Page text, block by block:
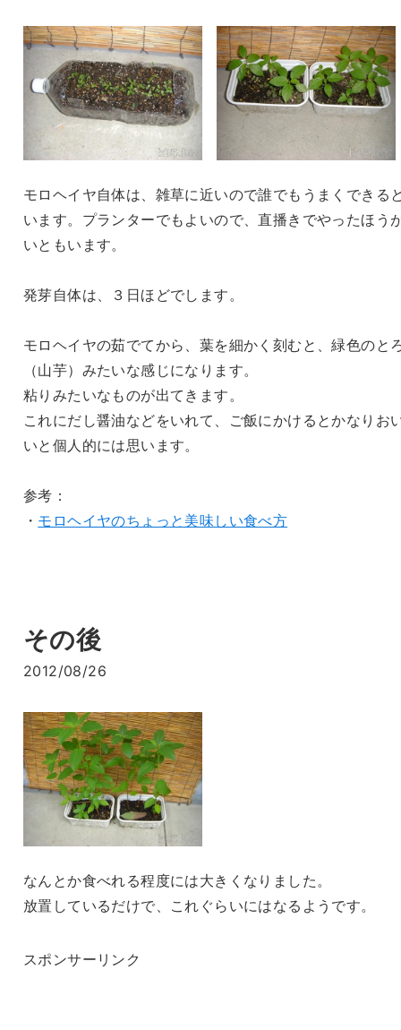
モロヘイヤ自体は、雑草に近いので誰でもうまくできる
います。プランターでもよいので、直播きでやったほう
いともいます。
発芽自体は、３日ほどでします。
モロヘイヤの茹でてから、葉を細かく刻むと、緑色のと
（山芋）みたいな感じになります。
粘りみたいなものが出てきます。
これにだし醤油などをいれて、ご飯にかけるとかなりお
いと個人的には思います。
参考：
・ モロヘイヤのちょっと美味しい食べ方
その後
2012/08/26
なんとか食べれる程度には大きくなりました。
放置しているだけで、これぐらいにはなるようです。
スポンサーリンク